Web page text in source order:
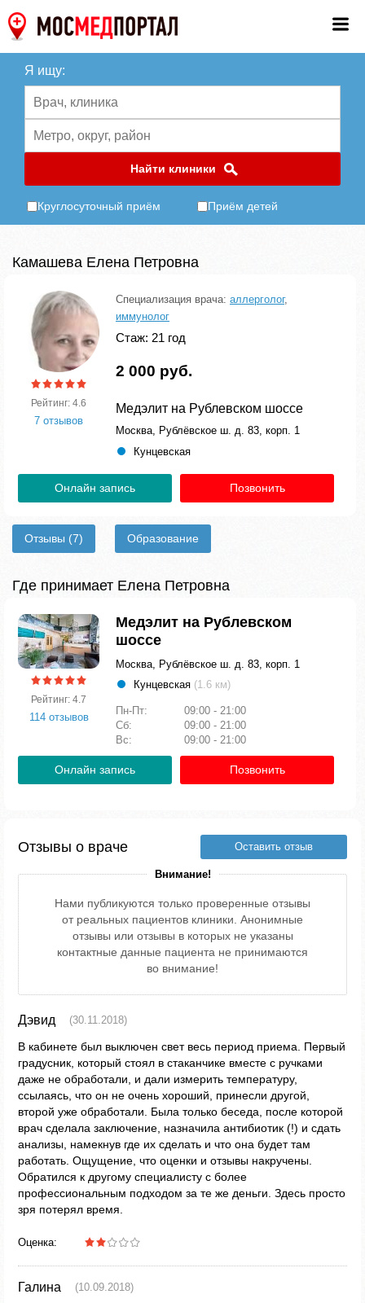
Я ищу:
Найти клиники
Круглосуточный приём Приём детей
Камашева Елена Петровна
Рейтинг: 4.6
7 отзывов
Специализация врача: аллерголог,
иммунолог
Стаж: 21 год
2 000 руб.
Медэлит на Рублевском шоссе
Москва, Рублёвское ш. д. 83, корп. 1
Кунцевская
Онлайн запись Позвонить
Отзывы (7) Образование
Где принимает Елена Петровна
Рейтинг: 4.7
114 отзывов
Медэлит на Рублевском
шоссе
Москва, Рублёвское ш. д. 83, корп. 1
Кунцевская (1.6 км)
Пн-Пт:
09:00 - 21:00
Сб:
09:00 - 21:00
Вс:
09:00 - 21:00
Онлайн запись Позвонить
Отзывы о враче Оставить отзыв
Внимание!
Нами публикуются только проверенные отзывы
от реальных пациентов клиники. Анонимные
отзывы или отзывы в которых не указаны
контактные данные пациента не принимаются
во внимание!
Дэвид (30.11.2018)
В кабинете был выключен свет весь период приема. Первый
градусник, который стоял в стаканчике вместе с ручками
даже не обработали, и дали измерить температуру,
ссылаясь, что он не очень хороший, принесли другой,
второй уже обработали. Была только беседа, после которой
врач сделала заключение, назначила антибиотик (!) и сдать
анализы, намекнув где их сделать и что она будет там
работать. Ощущение, что оценки и отзывы накручены.
Обратился к другому специалисту с более
профессиональным подходом за те же деньги. Здесь просто
зря потерял время.
Оценка:
Галина (10.09.2018)